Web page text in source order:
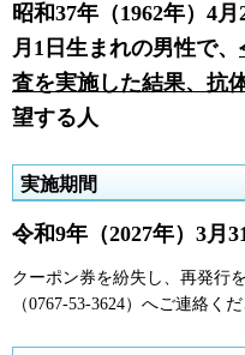
昭和37年（1962年）4
月1日生まれの男性で、
査を実施した結果、抗
望する人
実施期間
令和9年（2027年）3月
クーポン券を紛失し、再発行
（0767-53-3624）へご連絡くだ